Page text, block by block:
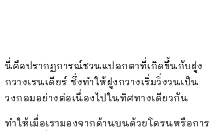
นี่คือปรากฏการณ์ชวนแปลกตาที่เกิดขึ้นกับฝูง
กวางเรนเดียร์ ซึ่งทำให้ฝูงกวางเริ่มวิ่งวนเป็น
วงกลมอย่างต่อเนื่องไปในทิศทางเดียวกัน
ทำให้เมื่อเรามองจากด้านบนด้วยโดรนหรือการ